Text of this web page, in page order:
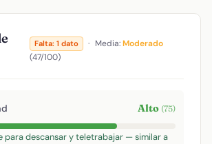
Falta: 1 dato · Media:Moderado
(47/100)
Alto (75)
para descansar y teletrabajar — similar a